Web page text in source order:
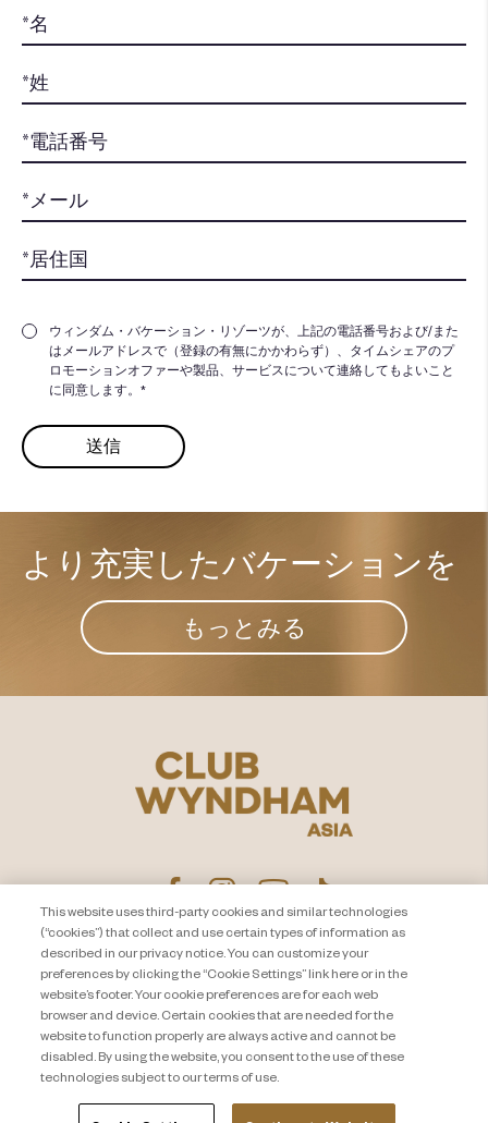
ウィンダム・バケーション・リゾーツが、上記の電話番号および/また
はメールアドレスで（登録の有無にかかわらず）、タイムシェアのプ
ロモーションオファーや製品、サービスについて連絡してもよいこと
に同意します。*
より充実した​バケーションを
もっとみる
プライバシー通知
About Travel + Leisure Co
Cookie Settings
お問い合わせ
サイトマップ
利用規約
This website uses third-party cookies and similar technologies
(“cookies”) that collect and use certain types of information as
described in our privacy notice. You can customize your
preferences by clicking the “Cookie Settings” link here or in the
website’s footer. Your cookie preferences are for each web
browser and device. Certain cookies that are needed for the
website to function properly are always active and cannot be
disabled. By using the website, you consent to the use of these
technologies subject to our terms of use.